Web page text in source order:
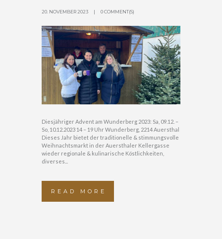
20. NOVEMBER 2023 0 COMMENT(S)
Diesjähriger Advent am Wunderberg 2023: Sa, 09.12. –
So, 10.12.2023 14 – 19 Uhr Wunderberg, 2214 Auersthal
Dieses Jahr bietet der traditionelle & stimmungsvolle
Weihnachtsmarkt in der Auersthaler Kellergasse
wieder regionale & kulinarische Köstlichkeiten,
diverses...
READ MORE